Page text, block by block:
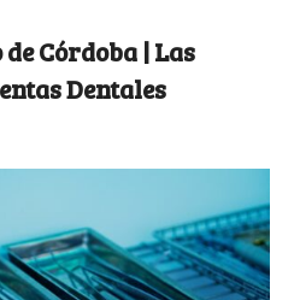
Córdoba | Las
Dentales